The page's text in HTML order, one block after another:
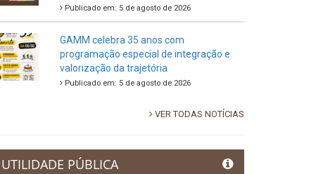
Publicado em: 5 de agosto de 2026
GAMM celebra 35 anos com
programação especial de integração e
valorização da trajetória
Publicado em: 5 de agosto de 2026
VER TODAS NOTÍCIAS
UTILIDADE PÚBLICA